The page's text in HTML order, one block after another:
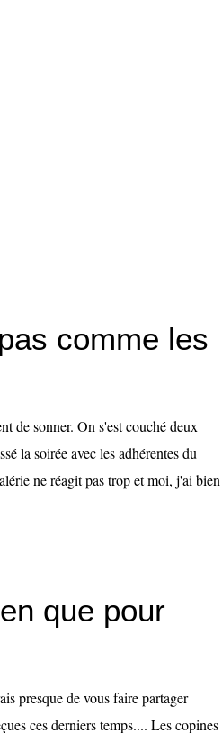
comme les
de sonner. On s'est couché deux
la soirée avec les adhérentes du
ne réagit pas trop et moi, j'ai bien
que pour
presque de vous faire partager
ces derniers temps.... Les copines